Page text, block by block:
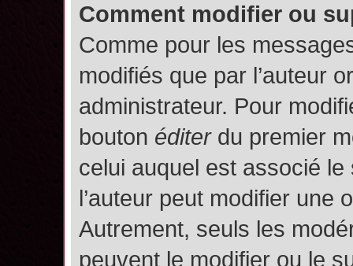
Comment modifier ou
Comme pour les
modifiés que par l’auteur
administrateur. Pour
bouton éditerdu premier
celui auquel est associé le
l’auteur peut modifier une
Autrement, seuls les
peuvent le modifier ou le